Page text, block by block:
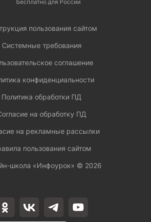
Бесплатно для России
пользования сайтом
Системные требования
соглашение
конфиденциальности
Политика обработки ПД
на обработку ПД
на рекламные рассылки
пользования сайтом
школа «Инфоурок» © 2026